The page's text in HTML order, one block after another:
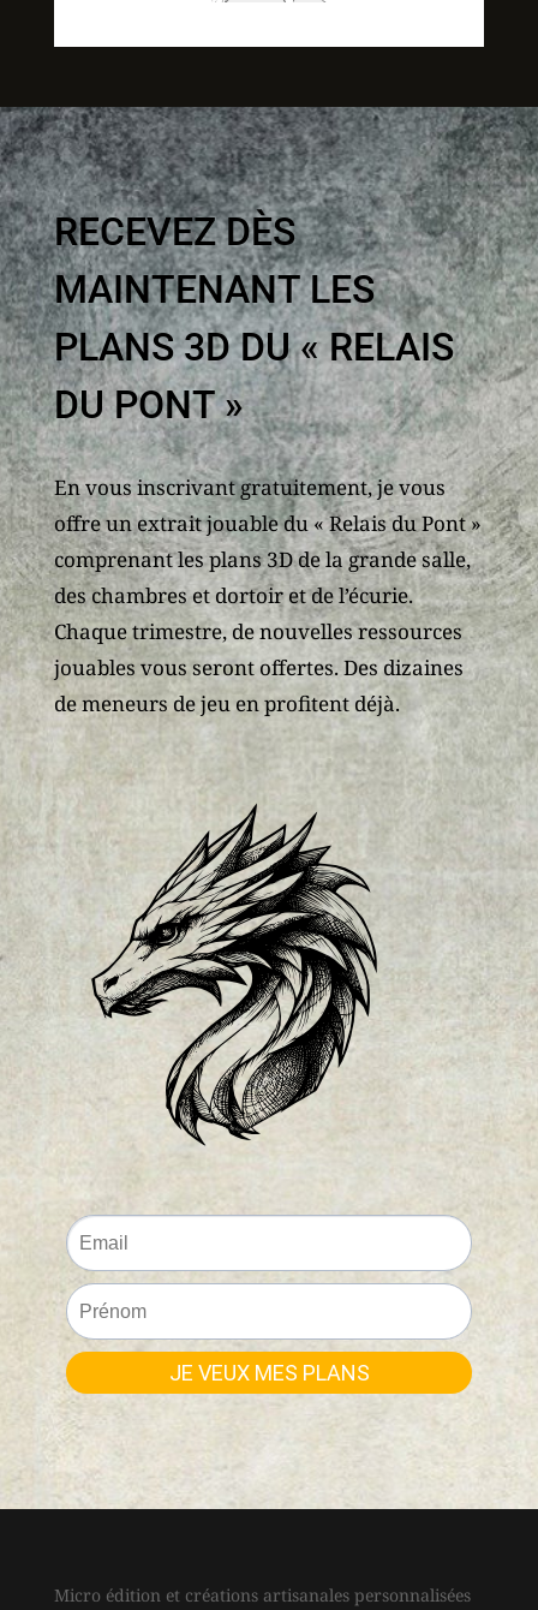
RECEVEZ DÈS
MAINTENANT LES
PLANS 3D DU « RELAIS
DU PONT »
En vous inscrivant gratuitement, je vous
offre un extrait jouable du « Relais du Pont »
comprenant les plans 3D de la grande salle,
des chambres et dortoir et de l’écurie.
Chaque trimestre, de nouvelles ressources
jouables vous seront offertes. Des dizaines
de meneurs de jeu en profitent déjà.
Micro édition et créations artisanales personnalisées